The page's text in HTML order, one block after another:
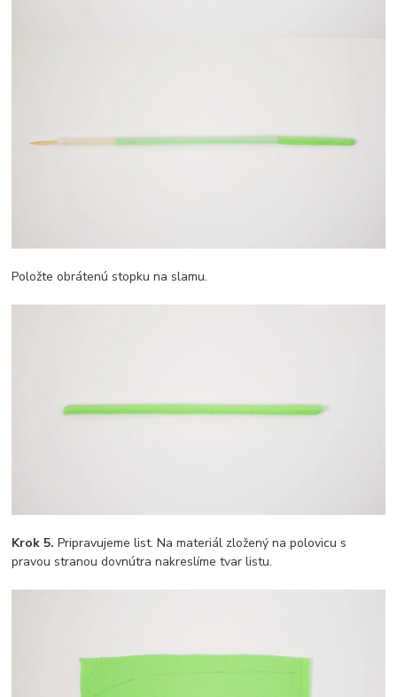
Položte obrátenú stopku na slamu.
Krok 5.Pripravujeme list. Na materiál zložený na polovicu s
pravou stranou dovnútra nakreslíme tvar listu.